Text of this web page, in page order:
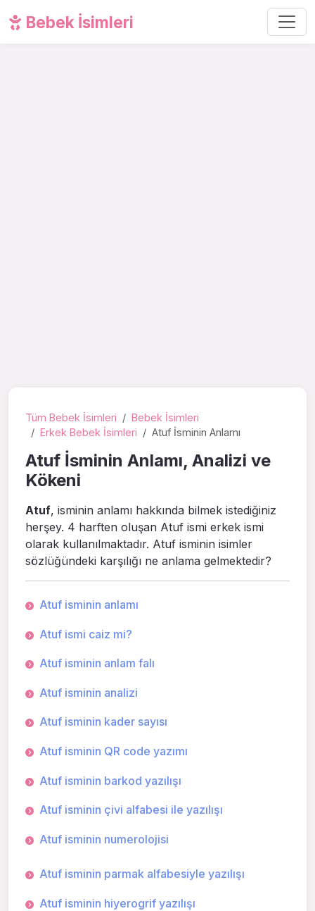
Bebek İsimleri
Tüm Bebek İsimleri
Bebek İsimleri
Erkek Bebek İsimleri
Atuf İsminin Anlamı
Atuf İsminin Anlamı, Analizi ve
Kökeni
Atuf, isminin anlamı hakkında bilmek istediğiniz
herşey. 4 harften oluşan Atuf ismi erkek ismi
olarak kullanılmaktadır. Atuf isminin isimler
sözlüğündeki karşılığı ne anlama gelmektedir?
Atuf isminin anlamı
Atuf ismi caiz mi?
Atuf isminin anlam falı
Atuf isminin analizi
Atuf isminin kader sayısı
Atuf isminin QR code yazımı
Atuf isminin barkod yazılışı
Atuf isminin çivi alfabesi ile yazılışı
Atuf isminin numerolojisi
Atuf isminin parmak alfabesiyle yazılışı
Atuf isminin hiyerogrif yazılışı